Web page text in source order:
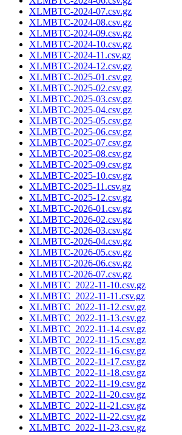
XLMBTC-2024-07.csv.gz
XLMBTC-2024-08.csv.gz
XLMBTC-2024-09.csv.gz
XLMBTC-2024-10.csv.gz
XLMBTC-2024-11.csv.gz
XLMBTC-2024-12.csv.gz
XLMBTC-2025-01.csv.gz
XLMBTC-2025-02.csv.gz
XLMBTC-2025-03.csv.gz
XLMBTC-2025-04.csv.gz
XLMBTC-2025-05.csv.gz
XLMBTC-2025-06.csv.gz
XLMBTC-2025-07.csv.gz
XLMBTC-2025-08.csv.gz
XLMBTC-2025-09.csv.gz
XLMBTC-2025-10.csv.gz
XLMBTC-2025-11.csv.gz
XLMBTC-2025-12.csv.gz
XLMBTC-2026-01.csv.gz
XLMBTC-2026-02.csv.gz
XLMBTC-2026-03.csv.gz
XLMBTC-2026-04.csv.gz
XLMBTC-2026-05.csv.gz
XLMBTC-2026-06.csv.gz
XLMBTC-2026-07.csv.gz
XLMBTC_2022-11-10.csv.gz
XLMBTC_2022-11-11.csv.gz
XLMBTC_2022-11-12.csv.gz
XLMBTC_2022-11-13.csv.gz
XLMBTC_2022-11-14.csv.gz
XLMBTC_2022-11-15.csv.gz
XLMBTC_2022-11-16.csv.gz
XLMBTC_2022-11-17.csv.gz
XLMBTC_2022-11-18.csv.gz
XLMBTC_2022-11-19.csv.gz
XLMBTC_2022-11-20.csv.gz
XLMBTC_2022-11-21.csv.gz
XLMBTC_2022-11-22.csv.gz
XLMBTC_2022-11-23.csv.gz